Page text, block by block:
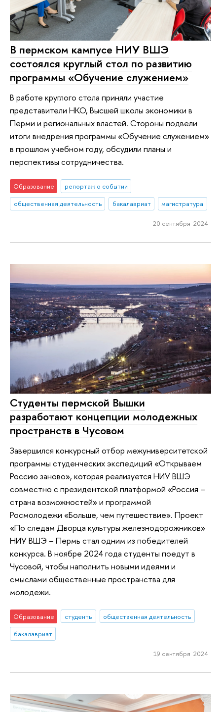
В пермском кампусе НИУ ВШЭ
состоялся круглый стол по развитию
программы «Обучение служением»
В работе круглого стола приняли участие
представители НКО, Высшей школы экономики в
Перми и региональных властей. Стороны подвели
итоги внедрения программы «Обучение служением»
в прошлом учебном году, обсудили планы и
перспективы сотрудничества.
Образование
репортаж о событии
общественная деятельность
бакалавриат магистратура
20 сентября 2024
Студенты пермской Вышки
разработают концепции молодежных
пространств в Чусовом
Завершился конкурсный отбор межуниверситетской
программы студенческих экспедиций «Открываем
Россию заново», которая реализуется НИУ ВШЭ
совместно с президентской платформой «Россия –
страна возможностей» и программой
Росмолодежи «Больше, чем путешествие». Проект
«По следам Дворца культуры железнодорожников»
НИУ ВШЭ – Пермь стал одним из победителей
конкурса. В ноябре 2024 года студенты поедут в
Чусовой, чтобы наполнить новыми идеями и
смыслами общественные пространства для
молодежи.
Образование студенты
общественная деятельность
бакалавриат
19 сентября 2024